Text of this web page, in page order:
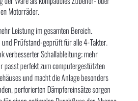
Motorräder.
Leistung im gesamten Bereich.
und Prüfstand-geprüft für alle 4-Takter.
verbesserter Schallableitung; mehr
passt perfekt zum computergestützten
und macht die Anlage besonders
perforierten Dämpfereinsätze sorgen